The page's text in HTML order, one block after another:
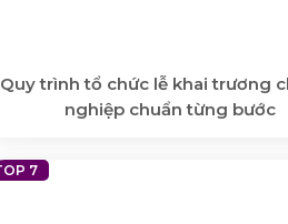
Quy trình tổ chức lễ khai trương
nghiệp chuẩn từng bước